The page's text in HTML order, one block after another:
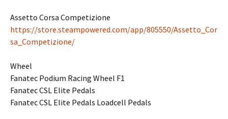
Assetto Corsa Competizione
https://store.steampowered.com/app/805550/Assetto_Cor
sa_Competizione/
Wheel
Fanatec Podium Racing Wheel F1
Fanatec CSL Elite Pedals
Fanatec CSL Elite Pedals Loadcell Pedals